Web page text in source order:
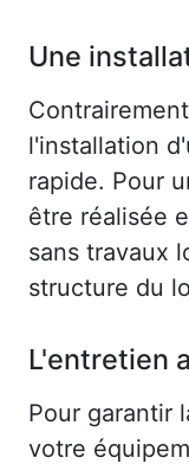
Une
l'installation
rapide. Pour
être réalisée
sans travaux
structure du
L'entretien
Pour garantir
votre